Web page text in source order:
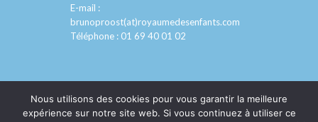
E-mail :
brunoproost(at)royaumedesenfants.com
Téléphone :01 69 40 01 02
Nous utilisons des cookies pour vous garantir la meilleure
expérience sur notre site web. Si vous continuez à utiliser ce